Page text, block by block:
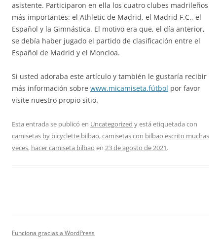
asistente. Participaron en ella los cuatro clubes madrileños
más importantes: el Athletic de Madrid, el Madrid F.C., el
Español y la Gimnástica. El motivo era que, el día anterior,
se debía haber jugado el partido de clasificación entre el
Español de Madrid y el Moncloa.
Si usted adoraba este artículo y también le gustaría recibir
más información sobre www.micamiseta.fútbol por favor
visite nuestro propio sitio.
Esta entrada se publicó en Uncategorized y está etiquetada con
camisetas by bicyclette bilbao,camisetas con bilbao escrito muchas
veces, hacer camiseta bilbao en 23 de agosto de 2021.
Funciona gracias a WordPress